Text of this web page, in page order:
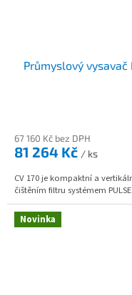
Průmyslový vysavač
67 160 Kč bez DPH
81 264 Kč / ks
CV 170 je kompaktní a
čištěním filtru systémem
Novinka